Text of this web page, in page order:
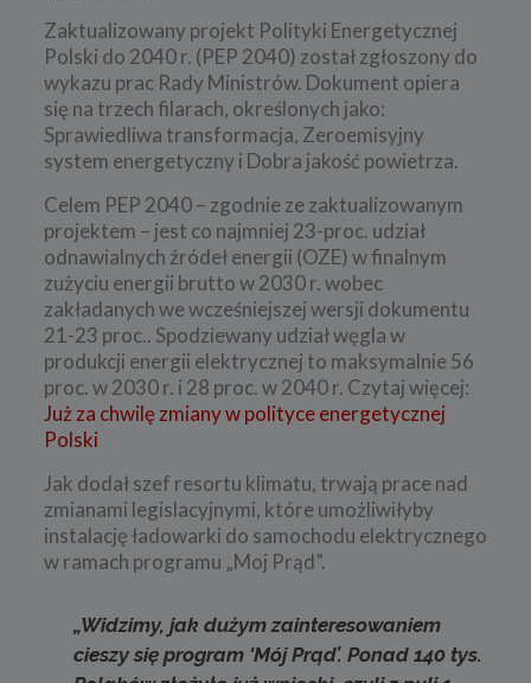
Zaktualizowany projekt Polityki Energetycznej
Polski do 2040 r. (PEP 2040) został zgłoszony do
wykazu prac Rady Ministrów. Dokument opiera
się na trzech filarach, określonych jako:
Sprawiedliwa transformacja, Zeroemisyjny
system energetyczny i Dobra jakość powietrza.
Celem PEP 2040 – zgodnie ze zaktualizowanym
projektem – jest co najmniej 23-proc. udział
odnawialnych źródeł energii (OZE) w finalnym
zużyciu energii brutto w 2030 r. wobec
zakładanych we wcześniejszej wersji dokumentu
21-23 proc.. Spodziewany udział węgla w
produkcji energii elektrycznej to maksymalnie 56
proc. w 2030 r. i 28 proc. w 2040 r. Czytaj więcej:
Już za chwilę zmiany w polityce energetycznej
Polski
Jak dodał szef resortu klimatu, trwają prace nad
zmianami legislacyjnymi, które umożliwiłyby
instalację ładowarki do samochodu elektrycznego
w ramach programu „Moj Prąd”.
„Widzimy, jak dużym zainteresowaniem
cieszy się program 'Mój Prąd’. Ponad 140 tys.